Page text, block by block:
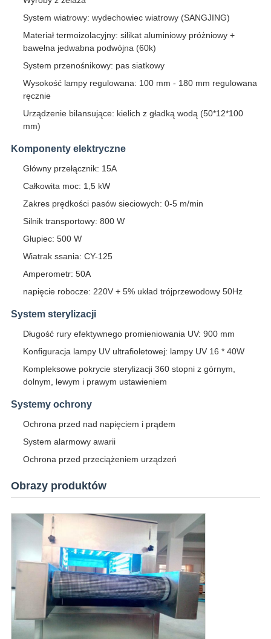
System wiatrowy: wydechowiec wiatrowy (SANGJING)
Materiał termoizolacyjny: silikat aluminiowy próżniowy +
bawełna jedwabna podwójna (60k)
System przenośnikowy: pas siatkowy
Wysokość lampy regulowana: 100 mm - 180 mm regulowana
ręcznie
Urządzenie bilansujące: kielich z gładką wodą (50*12*100
mm)
Komponenty elektryczne
Główny przełącznik: 15A
Całkowita moc: 1,5 kW
Zakres prędkości pasów sieciowych: 0-5 m/min
Silnik transportowy: 800 W
Głupiec: 500 W
Wiatrak ssania: CY-125
Amperometr: 50A
napięcie robocze: 220V + 5% układ trójprzewodowy 50Hz
System sterylizacji
Długość rury efektywnego promieniowania UV: 900 mm
Konfiguracja lampy UV ultrafioletowej: lampy UV 16 * 40W
Kompleksowe pokrycie sterylizacji 360 stopni z górnym,
dolnym, lewym i prawym ustawieniem
Systemy ochrony
Ochrona przed nad napięciem i prądem
System alarmowy awarii
Ochrona przed przeciążeniem urządzeń
Obrazy produktów